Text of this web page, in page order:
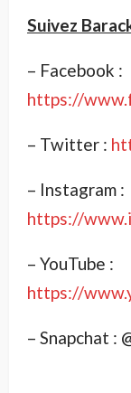
Suivez
– Facebook :
https://
– Twitter :
– Instagram :
https://
– YouTube :
https://
– Snapchat :